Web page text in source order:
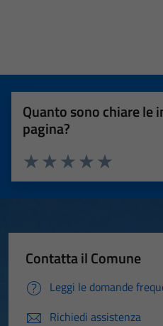
Quanto sono chiare le
pagina?
Valuta 5
Valuta 4 stelle su
Valuta 3 stelle su 5
Valuta 2 stelle su 5
Valuta 1 stelle su 5
Contatta il Comune
Leggi le domande
Richiedi assistenza